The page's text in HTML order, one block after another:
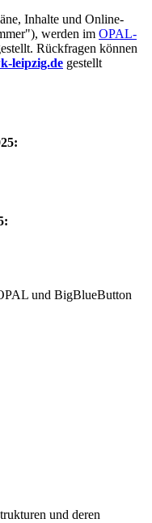
Inhalte und Online-
werden im OPAL-
Rückfragen können
leipzig.de gestellt
und BigBlueButton
und deren